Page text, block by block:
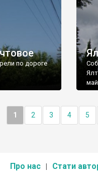
по дороге
1 2 3 4 5
Про нас Стати